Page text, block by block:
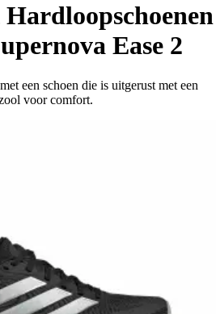
Hardloopschoenen
Ease 2
een schoen die is uitgerust met een
voor comfort.